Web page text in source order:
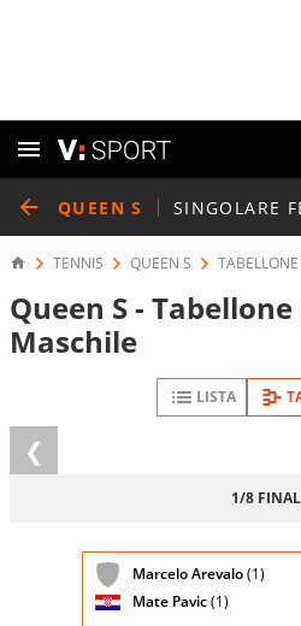
QUEEN S SINGOLARE
TENNIS QUEEN S
Queen S -
Maschile
LISTA
1/8
Nazionalità
Giocatore
(posizione
testa di
serie)
Stato
Marcelo Arevalo(1)
Mate Pavic(1)